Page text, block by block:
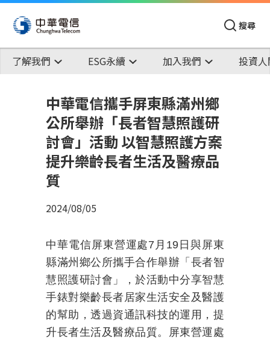
搜尋
了解我們 ESG永續 加入我們 投資
中華電信攜手屏東縣滿州鄉
公所舉辦「長者智慧照護研
討會」活動 以智慧照護方案
提升樂齡長者生活及醫療品
質
2024/08/05
中華電信屏東營運處7 月 19 日與屏東
縣滿州鄉公所攜手合作舉辦「長者智
慧照護研討會」，於活動中分享智慧
手錶對樂齡長者居家生活安全及醫護
的幫助，透過資通訊科技的運用，提
升長者生活及醫療品質。屏東營運處